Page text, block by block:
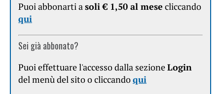
Puoi abbonarti asoli € 1,50 al mese cliccando
qui
Sei già abbonato?
Puoi effettuare l'accesso dalla sezioneLogin
del menù del sito o cliccandoqui